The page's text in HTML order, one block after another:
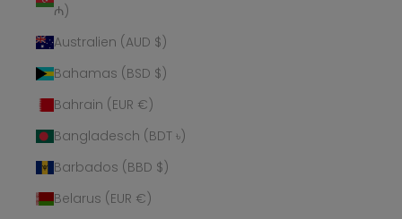
₼)
Australien (AUD $)
Bahamas (BSD $)
Bahrain (EUR €)
Bangladesch (BDT ৳)
Barbados (BBD $)
Belarus (EUR €)